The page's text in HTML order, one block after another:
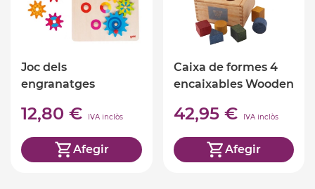
Joc dels
engranatges
12,80 € IVA inclòs
Afegir
Caixa de formes 4
encaixables Wooden
42,95 € IVA inclòs
Afegir